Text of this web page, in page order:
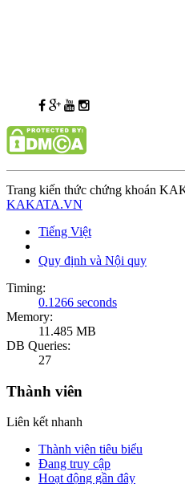
Trang kiến thức chứng khoán
KAKATA.VN
Tiếng Việt
Quy định và Nội quy
Timing:
0.1266 seconds
Memory:
11.485 MB
DB Queries:
27
Thành viên
Liên kết nhanh
Thành viên tiêu biểu
Đang truy cập
Hoạt động gần đây